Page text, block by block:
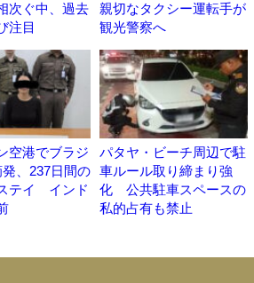
次ぐ中、過去
注目
親切なタクシー運転手が
観光警察へ
空港でブラジ
、237日間の
テイ インド
パタヤ・ビーチ周辺で駐
車ルール取り締まり強
化 公共駐車スペースの
私的占有も禁止